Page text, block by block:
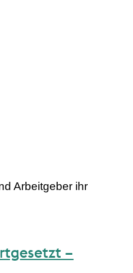
Arbeitgeber ihr
–